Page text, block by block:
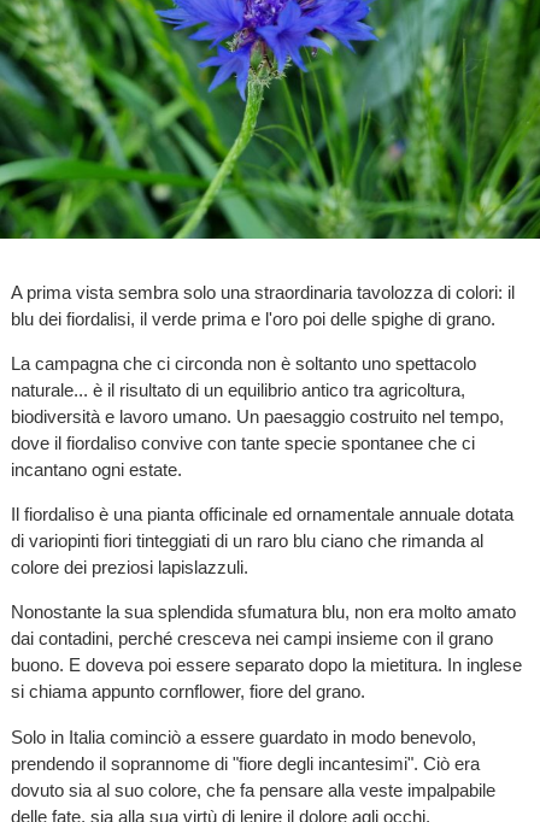
A prima vista sembra solo una straordinaria tavolozza di colori: il
blu dei fiordalisi, il verde prima e l'oro poi delle spighe di grano.
La campagna che ci circonda non è soltanto uno spettacolo
naturale... è il risultato di un equilibrio antico tra agricoltura,
biodiversità e lavoro umano. Un paesaggio costruito nel tempo,
dove il fiordaliso convive con tante specie spontanee che ci
incantano ogni estate.
Il fiordaliso è una pianta officinale ed ornamentale annuale dotata
di variopinti fiori tinteggiati di un raro blu ciano che rimanda al
colore dei preziosi lapislazzuli.
Nonostante la sua splendida sfumatura blu, non era molto amato
dai contadini, perché cresceva nei campi insieme con il grano
buono. E doveva poi essere separato dopo la mietitura. In inglese
si chiama appunto cornflower, fiore del grano.
Solo in Italia cominciò a essere guardato in modo benevolo,
prendendo il soprannome di "fiore degli incantesimi". Ciò era
dovuto sia al suo colore, che fa pensare alla veste impalpabile
delle fate, sia alla sua virtù di lenire il dolore agli occhi.